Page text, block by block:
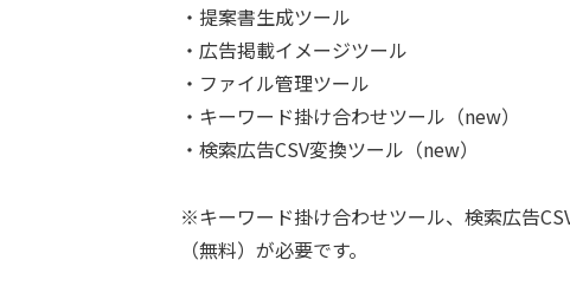
・提案書生成ツール
・広告掲載イメージツール
・ファイル管理ツール
・キーワード掛け合わせツール（new）
・検索広告CSV変換ツール（new）
※キーワード掛け合わせツール、検索広告
（無料）が必要です。